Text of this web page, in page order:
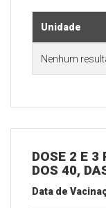
Unidade
Nenhum
DOSE 2 E 3
DOS 40,
Data de